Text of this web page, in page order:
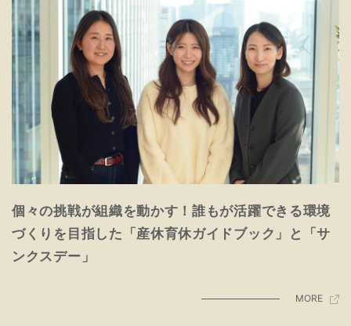
個々の挑戦が組織を動かす！誰もが活躍できる環境
づくりを目指した「産休育休ガイドブック」と「サ
ンクスデー」
MORE